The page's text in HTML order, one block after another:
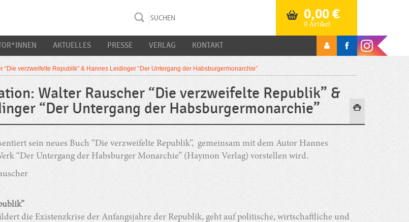
0,00€
0 Artikel
AKTUELLES PRESSE VERLAG KONTAKT
“Die verzweifelte Republik” & Hannes Leidinger “Der Untergang der Habsburgermonarchie”
Walter Rauscher “Die verzweifelte Republik” &
“Der Untergang der Habsburgermonarchie”
sein neues Buch “Die verzweifelte Republik”, gemeinsam mit dem Autor Hannes
“Der Untergang der Habsburger Monarchie” (Haymon Verlag) vorstellen wird.
die Existenzkrise der Anfangsjahre der Republik, geht auf politische, wirtschaftliche und